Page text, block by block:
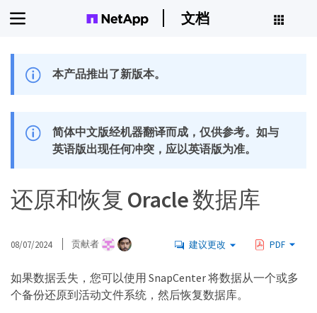
文档
本产品推出了新版本。
简体中文版经机器翻译而成，仅供参考。如与
英语版出现任何冲突，应以英语版为准。
还原和恢复 Oracle 数据库
08/07/2024 贡献者 建议更改 PDF
如果数据丢失，您可以使用 SnapCenter 将数据从一个或多
个备份还原到活动文件系统，然后恢复数据库。